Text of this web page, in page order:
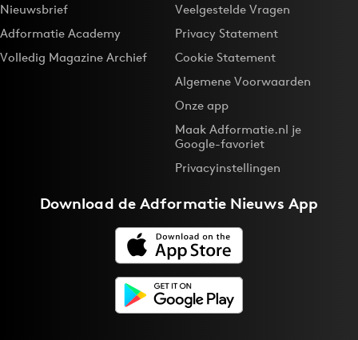
Nieuwsbrief
Adformatie Academy
Volledig Magazine Archief
Veelgestelde Vragen
Privacy Statement
Cookie Statement
Algemene Voorwaarden
Onze app
Maak Adformatie.nl je
Google-favoriet
Privacyinstellingen
Download deAdformatie Nieuws App